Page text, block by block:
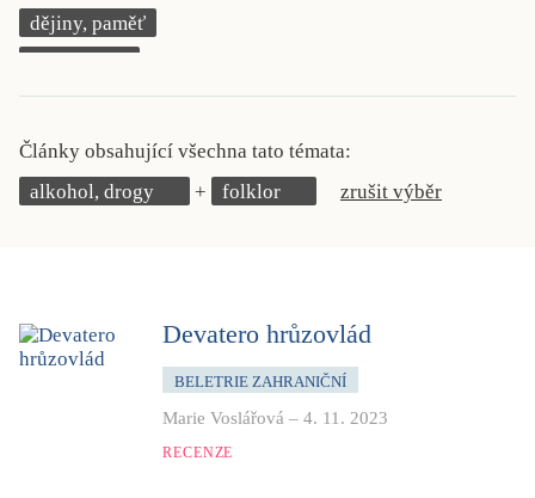
dějiny, paměť
deník, korespondence, svědectví
děti 0 až 3 roky
dětství
dezinformace, extremismus
dobrodružství, napětí
Články obsahující všechna tato témata:
alkohol, drogy
folklor zrušit výběr
Devatero hrůzovlád
BELETRIE ZAHRANIČNÍ
Marie Voslářová – 4. 11. 2023
RECENZE